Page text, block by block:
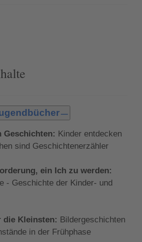
Glück dieser Lebensphase: das
Familie.
Themen und Interessen in
wichtig sind. So entdecken
Später ändern
Abenteuern und Tieren
Liebe eine große Rolle.
altersgerechten Themen
alterstypisch zu
Geschichten: Kinder entdecken
sind Geschichtenerzähler
ein Ich zu werden:
- Geschichte der Kinder- und
die Kleinsten: Bildergeschichten
in der Frühphase